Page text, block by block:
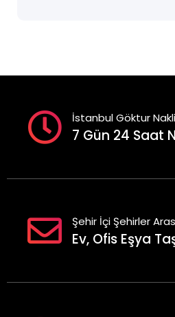
İstanbul Göktur
7 Gün 24 Saat
Şehir İçi Şehirler
Ev, Ofis Eşya